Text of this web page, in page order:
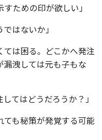
ための印が欲しい」
はないか」
ては困る。どこかへ発注
漏洩しては元も子もな
てはどうだろうか？」
も秘策が発覚する可能